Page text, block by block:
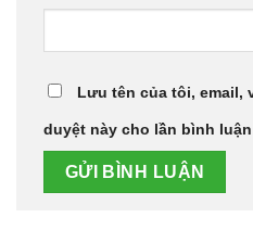
Lưu tên của tôi, email,
duyệt này cho lần bình